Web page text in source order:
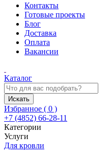
Контакты
Готовые проекты
Блог
Доставка
Оплата
Вакансии
Каталог
Искать
Избранное ( 0 )
+7 (4852) 66-28-11
Категории
Услуги
Для кровли